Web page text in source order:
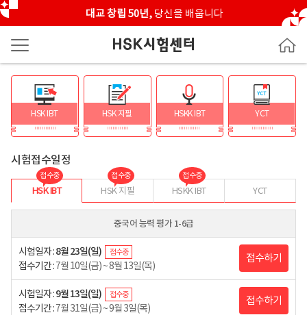
대교 창립 50년,당신을 배웁니다
HSK IBT HSK 지필 HSKK IBT YCT
시험접수일정
HSK IBT
접수중
HSK 지필
접수중
HSKK IBT
접수중
YCT
중국어 능력 평가 1-6급
시험일자 :8월 23일(일) 접수중
접수기간 :7월 10일(금) ~ 8월 13일(목)
접수하기
시험일자 :9월 13일(일) 접수중
접수기간 :7월 31일(금) ~ 9월 3일(목)
접수하기